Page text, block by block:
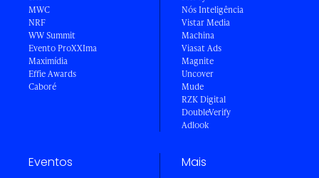
MWC
NRF
WW Summit
Evento ProXXIma
Maximídia
Effie Awards
Caboré
Nós Inteligência
Vistar Media
Machina
Viasat Ads
Magnite
Uncover
Mude
RZK Digital
DoubleVerify
Adlook
Eventos Mais